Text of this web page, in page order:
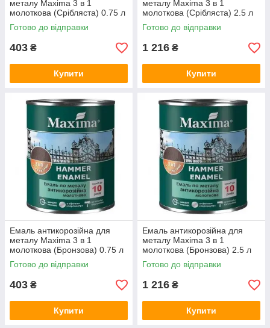
металу Maxima 3 в 1
молоткова (Срібляста) 0.75 л
Готово до відправки
403 ₴
Купити
металу Maxima 3 в 1
молоткова (Срібляста) 2.5 л
Готово до відправки
1 216 ₴
Купити
Емаль антикорозійна для
металу Maxima 3 в 1
молоткова (Бронзова) 0.75 л
Готово до відправки
403 ₴
Купити
Емаль антикорозійна для
металу Maxima 3 в 1
молоткова (Бронзова) 2.5 л
Готово до відправки
1 216 ₴
Купити